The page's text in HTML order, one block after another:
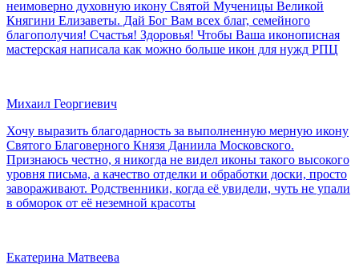
неимоверно духовную икону Святой Мученицы Великой
Княгини Елизаветы. Дай Бог Вам всех благ, семейного
благополучия! Счастья! Здоровья! Чтобы Ваша иконописная
мастерская написала как можно больше икон для нужд РПЦ
Михаил Георгиевич
Хочу выразить благодарность за выполненную мерную икону
Святого Благоверного Князя Даниила Московского.
Признаюсь честно, я никогда не видел иконы такого высокого
уровня письма, а качество отделки и обработки доски, просто
завораживают. Родственники, когда её увидели, чуть не упали
в обморок от её неземной красоты
Екатерина Матвеева